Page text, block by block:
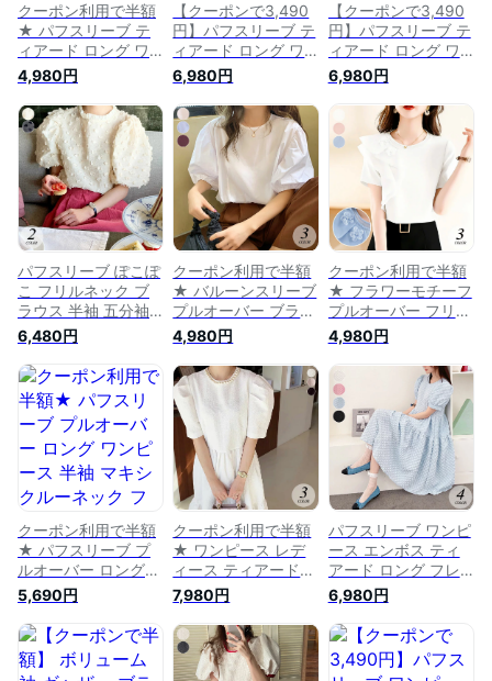
クーポン利用で半額
★ パフスリーブ テ
ィアード ロング ワ
ンピース 半袖 レデ
ィース 五分袖 ミモ
レ フレア ボリュー
ム袖 ゆったり 大き
め 可愛い 流行 カジ
ュアル フェミニン
きれいめ ガーリー
大人可愛い 春 夏 無
地 【予約販売：8月
20日に発送予定】
4,980円
【クーポンで3,490
円】パフスリーブ テ
ィアード ロング ワ
ンピース 半袖 ボリ
ューム袖 フレアカジ
ュアル きれいめ シ
ンプル フェミニン
ガーリー 大人可愛い
春 夏 ゆったり 無地
ブラック 黒 ベージ
ュ マキシ レディー
ス 韓国ファッション
【予約販売：7月10
日に発送予定】
6,980円
【クーポンで3,490
円】パフスリーブ テ
ィアード ロング ワ
ンピース 半袖 ボリ
ューム袖 フレア 可
愛い 流行 カジュア
ル きれいめ シンプ
ル フェミニン ガー
リー 大人可愛い 春
夏マキシ レディース
春 夏 人気 プチプラ
韓国ファッション
【予約販売：5月20
日に発送予定】
6,980円
パフスリーブ ぽこぽ
こ フリルネック ブ
ラウス 半袖 五分袖
トップス カットソー
プルオーバー ボリュ
ーム袖 ゆったり 可
愛い カジュアル フ
ェミニン ガーリー
きれいめ 上品 春 夏
レディース 韓国ファ
ッション
6,480円
クーポン利用で半額
★ バルーンスリーブ
プルオーバー ブラウ
ス クルーネック 五
分袖 半袖 トップス
バルーン袖 パフスリ
ーブ 春 夏 無地 ゆっ
たり オフィス 可愛
い ガーリー フェミ
ニン きれいめ 上品
レディース 韓国ファ
ッション【予約販
売：8月20日に発送
予定】
4,980円
クーポン利用で半額
★ フラワーモチーフ
プルオーバー フリル
ブラウス 半袖 五分
袖 トップス パフス
リーブ クルーネック
ドレープ 花 ゆった
り 可愛い カジュア
ル フェミニン ガー
リー きれいめ 上品
春 夏 レディース 韓
国ファッション【予
約販売：7月25日に
発送予定】
4,980円
クーポン利用で半額
★ パフスリーブ プ
ルオーバー ロング
ワンピース 半袖 マ
キシ クルーネック
フレア Aライン ボリ
ューム袖 シンプル
レディース 春 夏 お
5,690円
クーポン利用で半額
★ ワンピース レデ
ィース ティアード
半袖 白 パフスリー
ブ ロング マキシ ミ
モレ Aライン フレア
ジャガード ゆったり
大きめ 可愛い フェ
7,980円
パフスリーブ ワンピ
ース エンボス ティ
アード ロング フレ
ア ふくれジャガード
半袖 レディース 五
分袖 ぽこぽこ ミモ
レ ボリューム袖 マ
タニティ ゆったり
6,980円